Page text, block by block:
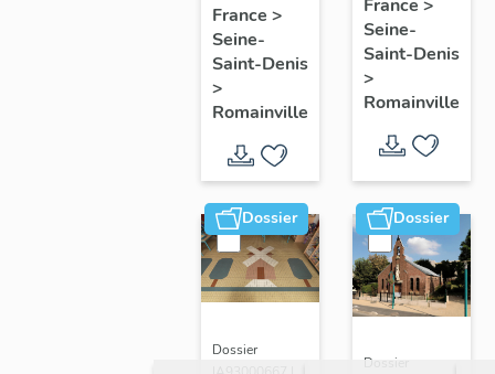
de la
commune
de
Romainville
France >
Seine-
Saint-Denis
>
Romainville
France >
Seine-
Saint-Denis
>
Romainville
Dossier
Dossier
Dossier
Dossier